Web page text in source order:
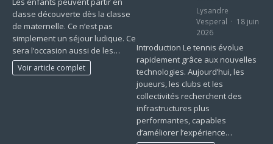
classe découverte dès la classe
de maternelle. Ce n’est pas
simplement un séjour ludique. Ce
sera l’occasion aussi de les…
Voir article complet
Lysandre
Vesperal
18 juin
2026
Introduction Le tennis évolue
rapidement grâce aux nouvelles
technologies. Aujourd’hui, les
joueurs, les clubs et les
collectivités recherchent des
infrastructures plus
performantes, capables
d’améliorer l’expérience…